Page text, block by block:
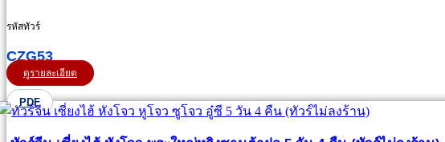
รหัสทัวร์
CZG53
ดูรายละเอียด
PDF